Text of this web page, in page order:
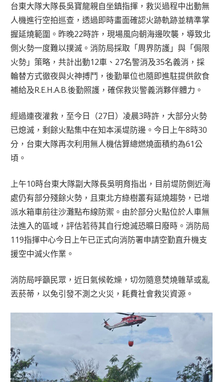
台東大隊大隊長吳寶龍親自坐鎮指揮，救災過程中出動無
人機進行空拍巡查，透過即時畫面確認火跡軌跡並精準掌
握延燒範圍。昨晚22時許，現場風向朝海邊吹襲，導致北
側火勢一度難以撲滅。消防局採取「周界防護」與「侷限
火勢」策略，共計出動12車、27名警消及35名義消，採
輪替方式徹夜與火神搏鬥，後勤單位也隨即進駐提供飲食
補給及R.E.H.A.B.後勤照護，確保救災警義消夥伴體力。
經過連夜灌救，至今日（27日）凌晨3時許，大部分火勢
已熄滅，剩餘火點集中在知本溪堤防邊。今日上午8時30
分，台東大隊再次利用無人機估算總燃燒面積約為61公
頃。
上午10時台東大隊副大隊長吳明育指出，目前堤防側近海
處仍有部分殘餘火勢，且東北方綠樹叢有延燒趨勢，已增
派水箱車前往沙灘點布線防禦。由於部分火點位於人車無
法進入的區域，評估若待其自行熄滅恐曠日廢時。消防局
119指揮中心今日上午已正式向消防署申請空勤直升機支
援空中滅火作業。
消防局呼籲民眾，近日氣候乾燥，切勿隨意焚燒雜草或亂
丟菸蒂，以免引發不測之火災，耗費社會救災資源。